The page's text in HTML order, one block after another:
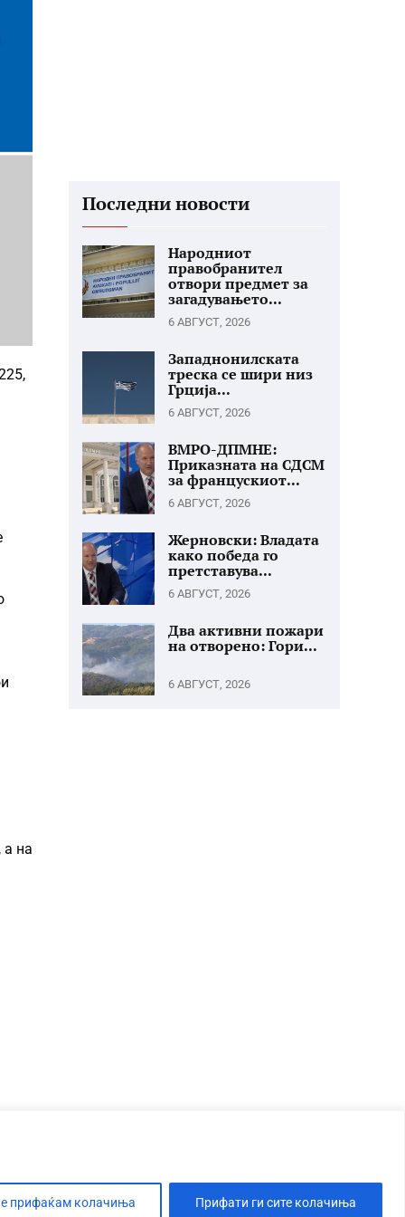
прифаќам колачиња Прифати ги сите колачиња
а на
Последни новости
Народниот
правобранител
отвори предмет за
загадувањето...
6 АВГУСТ, 2026
Западнонилската
треска се шири низ
Грција...
6 АВГУСТ, 2026
ВМРО-ДПМНЕ:
Приказната на СДСМ
за францускиот...
6 АВГУСТ, 2026
Жерновски: Владата
како победа го
претставува...
6 АВГУСТ, 2026
Два активни пожари
на отворено: Гори...
6 АВГУСТ, 2026